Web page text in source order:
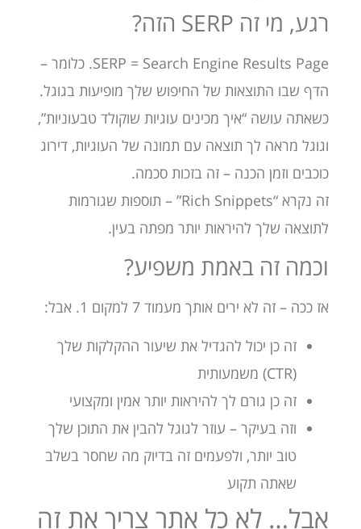
רגע, מי זה SERP הזה?
SERP = Search Engine Results Page. כלומר –
הדף שבו התוצאות של החיפוש שלך מופיעות בגוגל.
כשאתה עושה “איך מכינים עוגיות שוקולד טבעוניות”,
וגוגל מראה לך תוצאה עם תמונה של העוגיות, דירוג
כוכבים וזמן הכנה – זה בזכות סכמה.
זה נקרא “Rich Snippets” – תוספות שגורמות
לתוצאה שלך להיראות יותר מפתה בעין.
וכמה זה באמת משפיע?
אז ככה – זה לא ירים אותך מעמוד 7 למקום 1. אבל:
זה כן יכול להגדיל את שיעור ההקלקות שלך
(CTR) משמעותית
זה כן גורם לך להיראות יותר אמין ומקצועי
וזה בעיקר – עוזר לגוגל להבין את התוכן שלך
טוב יותר, ולפעמים זה בדיוק מה שחסר בשלב
שאתה תקוע
אבל… לא כל אתר צריך את זה